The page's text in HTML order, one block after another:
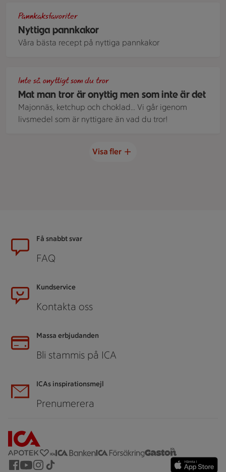
Nyttiga pannkakor
Pannkaksfavoriter
Våra bästa recept på nyttiga pannkakor
Mat man tror är onyttig men som inte är det
Inte så onyttigt som du tror
Majonnäs, ketchup och choklad... Vi går igenom
livsmedel som är nyttigare än vad du tror!
Visa fler
SidfotFå snabbt svar
FAQ
Kundservice
Kontakta oss
Massa erbjudanden
Bli stammis på ICA
ICAs inspirationsmejl
Prenumerera